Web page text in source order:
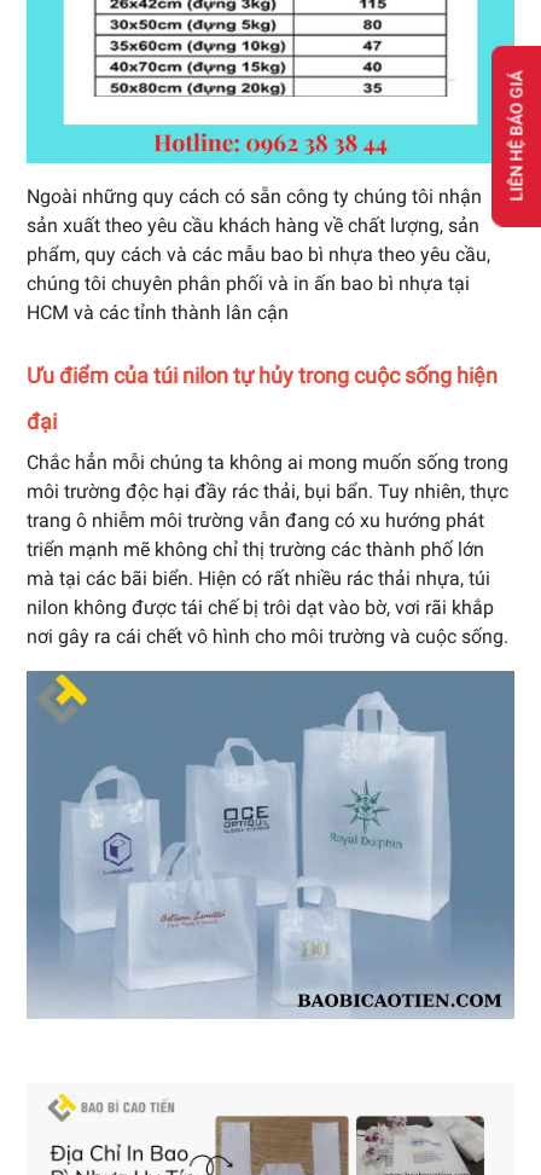
Ngoài những quy cách có sẵn công ty chúng tôi nhận
sản xuất theo yêu cầu khách hàng về chất lượng, sản
phẩm, quy cách và các mẫu bao bì nhựa theo yêu cầu,
chúng tôi chuyên phân phối và in ấn bao bì nhựa tại
HCM và các tỉnh thành lân cận
Ưu điểm của túi nilon tự hủy trong cuộc sống hiện
đại
Chắc hẳn mỗi chúng ta không ai mong muốn sống trong
môi trường độc hại đầy rác thải, bụi bẩn. Tuy nhiên, thực
trang ô nhiễm môi trường vẫn đang có xu hướng phát
triển mạnh mẽ không chỉ thị trường các thành phố lớn
mà tại các bãi biển. Hiện có rất nhiều rác thải nhựa, túi
nilon không được tái chế bị trôi dạt vào bờ, vơi rãi khắp
nơi gây ra cái chết vô hình cho môi trường và cuộc sống.
LIÊN HỆ BÁO GIÁ